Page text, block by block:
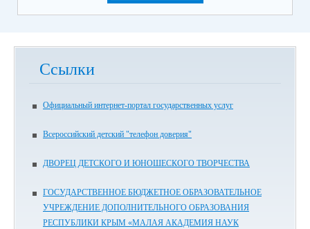
Ссылки
Официальный интернет-портал государственных услуг
Всероссийский детский "телефон доверия"
ДВОРЕЦ ДЕТСКОГО И ЮНОШЕСКОГО ТВОРЧЕСТВА
ГОСУДАРСТВЕННОЕ БЮДЖЕТНОЕ ОБРАЗОВАТЕЛЬНОЕ
УЧРЕЖДЕНИЕ ДОПОЛНИТЕЛЬНОГО ОБРАЗОВАНИЯ
РЕСПУБЛИКИ КРЫМ «МАЛАЯ АКАДЕМИЯ НАУК